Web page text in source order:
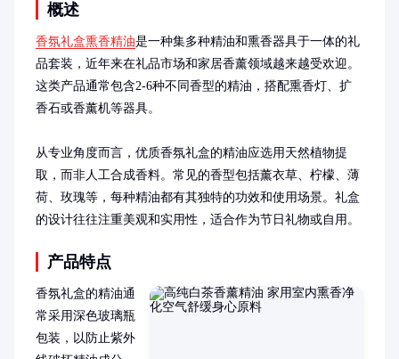
概述
香氛礼盒熏香精油是一种集多种精油和熏香器具于一体的礼
品套装，近年来在礼品市场和家居香薰领域越来越受欢迎。
这类产品通常包含2-6种不同香型的精油，搭配熏香灯、扩
香石或香薰机等器具。
从专业角度而言，优质香氛礼盒的精油应选用天然植物提
取，而非人工合成香料。常见的香型包括薰衣草、柠檬、薄
荷、玫瑰等，每种精油都有其独特的功效和使用场景。礼盒
的设计往往注重美观和实用性，适合作为节日礼物或自用。
产品特点
香氛礼盒的精油通
常采用深色玻璃瓶
包装，以防止紫外